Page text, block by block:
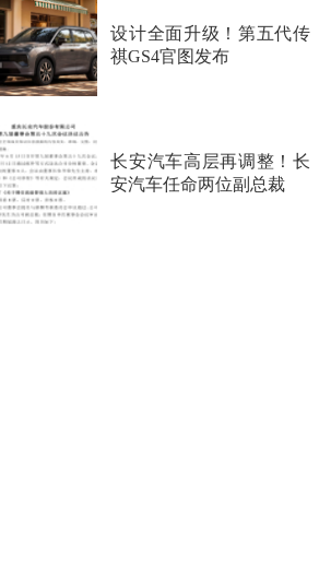
设计全面升级！第五代传
祺GS4官图发布
长安汽车高层再调整！长
安汽车任命两位副总裁